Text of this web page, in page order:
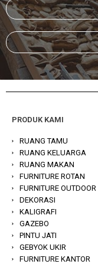
PRODUK KAMI
RUANG TAMU
RUANG KELUARGA
RUANG MAKAN
FURNITURE ROTAN
FURNITURE OUTDOOR
DEKORASI
KALIGRAFI
GAZEBO
PINTU JATI
GEBYOK UKIR
FURNITURE KANTOR